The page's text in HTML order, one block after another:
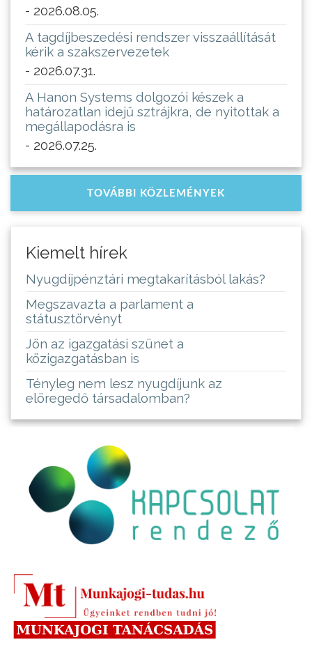
- 2026.08.05.
A tagdíjbeszedési rendszer visszaállítását
kérik a szakszervezetek
- 2026.07.31.
A Hanon Systems dolgozói készek a
határozatlan idejű sztrájkra, de nyitottak a
megállapodásra is
- 2026.07.25.
TOVÁBBI KÖZLEMÉNYEK
Kiemelt hírek
Nyugdíjpénztári megtakarításból lakás?
Megszavazta a parlament a
státusztörvényt
Jön az igazgatási szünet a
közigazgatásban is
Tényleg nem lesz nyugdíjunk az
elöregedő társadalomban?